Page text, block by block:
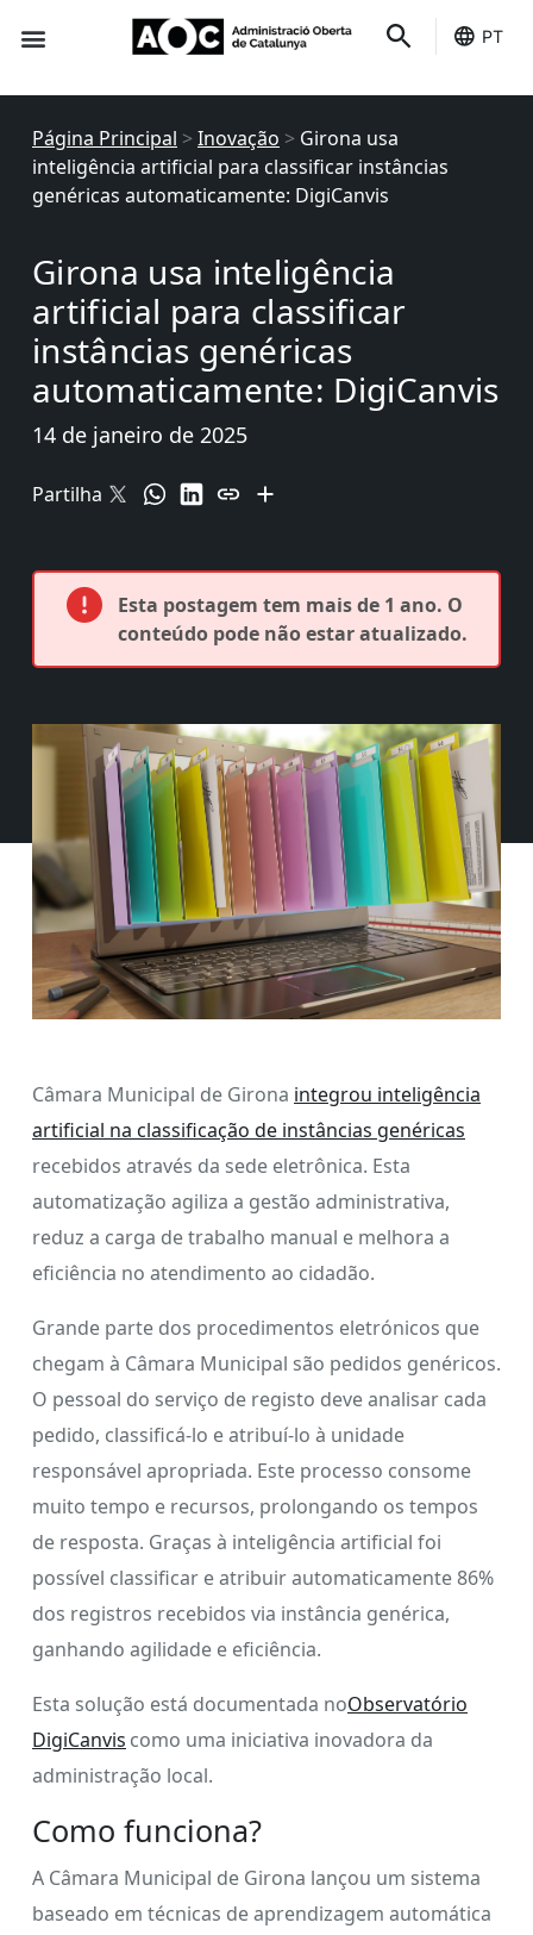
PT
Página Principal >Inovação > Girona usa
inteligência artificial para classificar instâncias
genéricas automaticamente: DigiCanvis
Girona usa inteligência
artificial para classificar
instâncias genéricas
automaticamente: DigiCanvis
14 de janeiro de 2025
Partilha
Esta postagem tem mais de 1 ano. O
conteúdo pode não estar atualizado.
Câmara Municipal de Girona integrou inteligência
artificial na classificação de instâncias genéricas
recebidos através da sede eletrônica. Esta
automatização agiliza a gestão administrativa,
reduz a carga de trabalho manual e melhora a
eficiência no atendimento ao cidadão.
Grande parte dos procedimentos eletrónicos que
chegam à Câmara Municipal são pedidos genéricos.
O pessoal do serviço de registo deve analisar cada
pedido, classificá-lo e atribuí-lo à unidade
responsável apropriada. Este processo consome
muito tempo e recursos, prolongando os tempos
de resposta. Graças à inteligência artificial foi
possível classificar e atribuir automaticamente 86%
dos registros recebidos via instância genérica,
ganhando agilidade e eficiência.
Esta solução está documentada noObservatório
DigiCanvis como uma iniciativa inovadora da
administração local.
Como funciona?
A Câmara Municipal de Girona lançou um sistema
baseado em técnicas de aprendizagem automática